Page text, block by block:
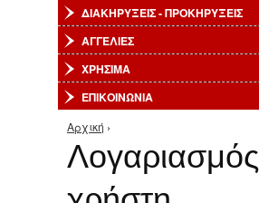
ΔΙΑΚΗΡΥΞΕΙΣ - ΠΡΟΚΗΡΥΞΕΙΣ
ΑΓΓΕΛΙΕΣ
ΧΡΗΣΙΜΑ
ΕΠΙΚΟΙΝΩΝΙΑ
Είστε εδώ
Αρχική ›
Λογαριασμός